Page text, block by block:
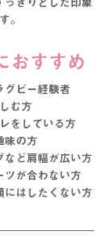
っきりとした印象
。
おすすめ
ビー経験者
む方
をしている方
味の方
ど肩幅が広い方
が合わない方
はしたくない方